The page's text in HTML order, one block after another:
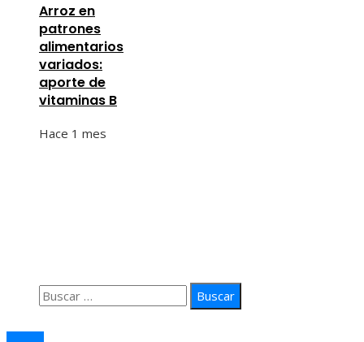
Arroz en
patrones
alimentarios
variados:
aporte de
vitaminas B
Hace 1 mes
Buscar: